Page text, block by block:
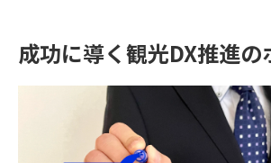
成功に導く観光DX推進の